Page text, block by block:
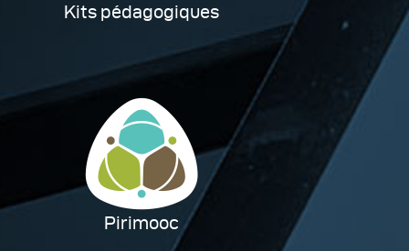
Kits pédagogiques
Pirimooc